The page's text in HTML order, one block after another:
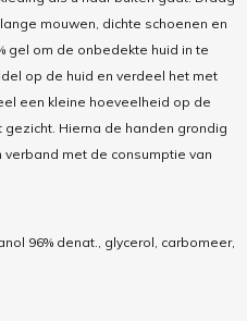
mouwen, dichte schoenen en
gel om de onbedekte huid in te
op de huid en verdeel het met
een kleine hoeveelheid op de
Hierna de handen grondig
met de consumptie van
96% denat., glycerol, carbomeer,